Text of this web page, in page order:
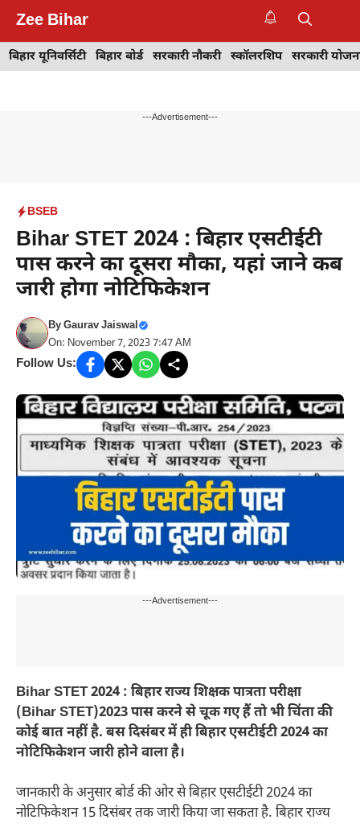
content
Zee Bihar
बिहार यूनिवर्सिटी बिहार बोर्ड सरकारी नौकरी स्कॉलरशिप सरकारी
---Advertisement---
BSEB
Bihar STET 2024 : बिहार एसटीईटी
पास करने का दूसरा मौका, यहां जाने कब
जारी होगा नोटिफिकेशन
ByGaurav Jaiswal
On: November 7, 2023 7:47 AM
Follow Us:
---Advertisement---
Bihar STET 2024 : बिहार राज्य शिक्षक पात्रता परीक्षा
(Bihar STET)2023 पास करने से चूक गए हैं तो भी चिंता की
कोई बात नहीं है. बस दिसंबर में ही बिहार एसटीईटी 2024 का
नोटिफिकेशन जारी होने वाला है।
जानकारी के अनुसार बोर्ड की ओर से बिहार एसटीईटी 2024 का
नोटिफिकेशन 15 दिसंबर तक जारी किया जा सकता है. बिहार राज्य